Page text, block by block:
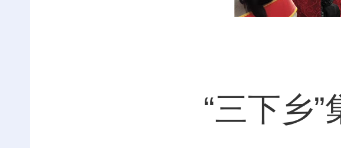
“三下乡